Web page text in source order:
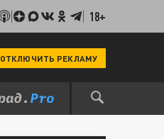
18+
ОТКЛЮЧИТЬ РЕКЛАМУ